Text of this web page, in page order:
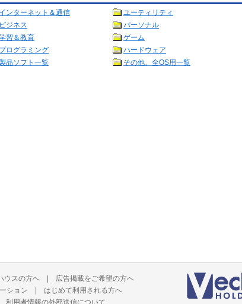
インターネット＆通信
ユーティリティ
ビジネス
パーソナル
習＆教育
ゲーム
プログラミング
ハードウェア
品ソフト一覧 その他、全OS用一覧
ウスの方へ | 広告掲載をご希望の方へ
ション | はじめて利用される方へ
利用者情報の外部送信について